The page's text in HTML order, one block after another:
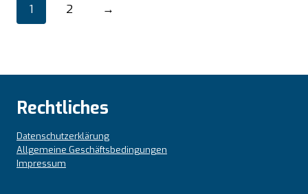
1 2 →
Rechtliches
Datenschutzerklärung
Allgemeine Geschäftsbedingungen
Impressum